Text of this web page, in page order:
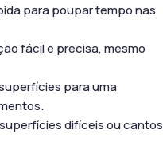
para poupar tempo nas
fácil e precisa, mesmo
para uma
difíceis ou cantos